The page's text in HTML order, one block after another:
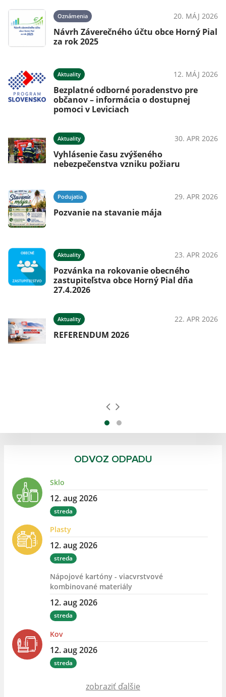
Oznámenia 20. MÁJ 2026
Návrh Záverečného účtu obce Horný Pial
za rok 2025
Aktuality 12. MÁJ 2026
Bezplatné odborné poradenstvo pre
občanov – informácia o dostupnej
pomoci v Leviciach
Aktuality 30. APR 2026
Vyhlásenie času zvýšeného
nebezpečenstva vzniku požiaru
Podujatia 29. APR 2026
Pozvanie na stavanie mája
Aktuality 23. APR 2026
Pozvánka na rokovanie obecného
zastupiteľstva obce Horný Pial dňa
27.4.2026
Aktuality 22. APR 2026
REFERENDUM 2026
ODVOZ ODPADU
Sklo
12. aug 2026
streda
Plasty
12. aug 2026
streda
Nápojové kartóny - viacvrstvové
kombinované materiály
12. aug 2026
streda
Kov
12. aug 2026
streda
zobraziť ďalšie